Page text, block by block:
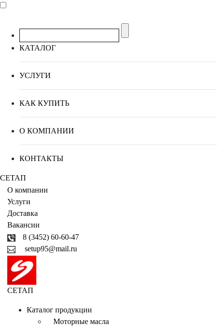
КАТАЛОГ
УСЛУГИ
КАК КУПИТЬ
О КОМПАНИИ
КОНТАКТЫ
СЕТАП
О компании
Услуги
Доставка
Вакансии
8 (3452) 60-60-47
setup95@mail.ru
СЕТАП
Каталог продукции
Моторные масла